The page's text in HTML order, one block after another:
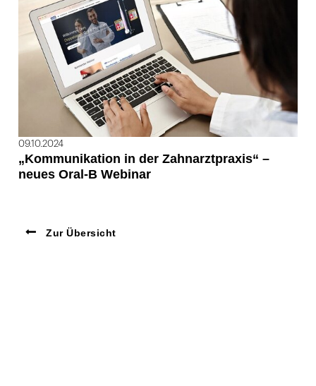
09.10.2024
„Kommunikation in der Zahnarztpraxis“ –
neues Oral-B Webinar
Zur Übersicht